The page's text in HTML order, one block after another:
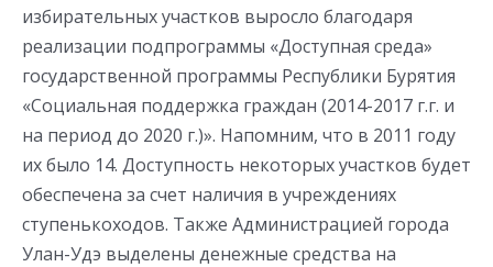
избирательных участков выросло благодаря
реализации подпрограммы «Доступная среда»
государственной программы Республики Бурятия
«Социальная поддержка граждан (2014-2017 г.г. и
на период до 2020 г.)». Напомним, что в 2011 году
их было 14. Доступность некоторых участков будет
обеспечена за счет наличия в учреждениях
ступенькоходов. Также Администрацией города
Улан-Удэ выделены денежные средства на